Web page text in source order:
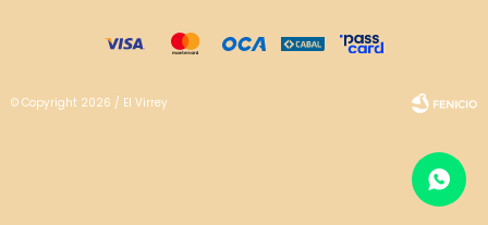
© Copyright 2026 / El Virrey